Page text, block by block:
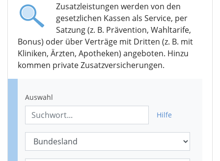
Zusatzleistungen werden von den
gesetzlichen Kassen als Service, per
Satzung (z. B. Prävention, Wahltarife,
Bonus) oder über Verträge mit Dritten (z. B. mit
Kliniken, Ärzten, Apotheken) angeboten. Hinzu
kommen private Zusatzversicherungen.
Auswahl
Hilfe